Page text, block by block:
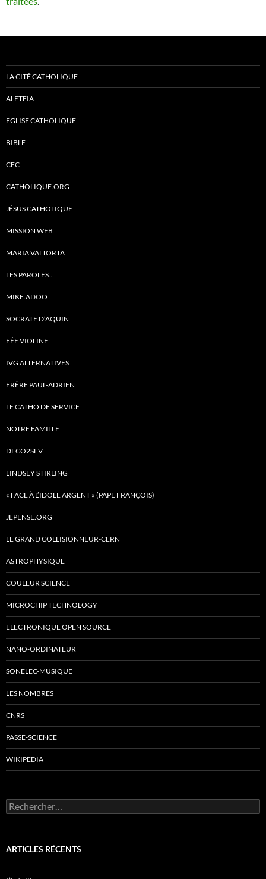
LA CITÉ CATHOLIQUE
ALETEIA
EGLISE CATHOLIQUE
BIBLE
CEC
CATHOLIQUE.ORG
JÉSUS CATHOLIQUE
MISSION WEB
MARIA VALTORTA
LES PAROLES…
MIKE.ADOO
SOCRATE D’AQUIN
FÉE VIOLINE
IVG ALTERNATIVES
FRÈRE PAUL-ADRIEN
LE CATHO DE SERVICE
NOTRE FAMILLE
DECO2SEV
LINDSEY STIRLING
« FACE À L’IDOLE ARGENT » (PAPE FRANÇOIS)
JEPENSE.ORG
LE GRAND COLLISIONNEUR-CERN
ASTROPHYSIQUE
COULEUR SCIENCE
MICROCHIP TECHNOLOGY
ELECTRONIQUE OPEN SOURCE
NANO-ORDINATEUR
SONELEC-MUSIQUE
LES NOMBRES
CNRS
PASSE-SCIENCE
WIKIPEDIA
Rechercher :
ARTICLES RÉCENTS